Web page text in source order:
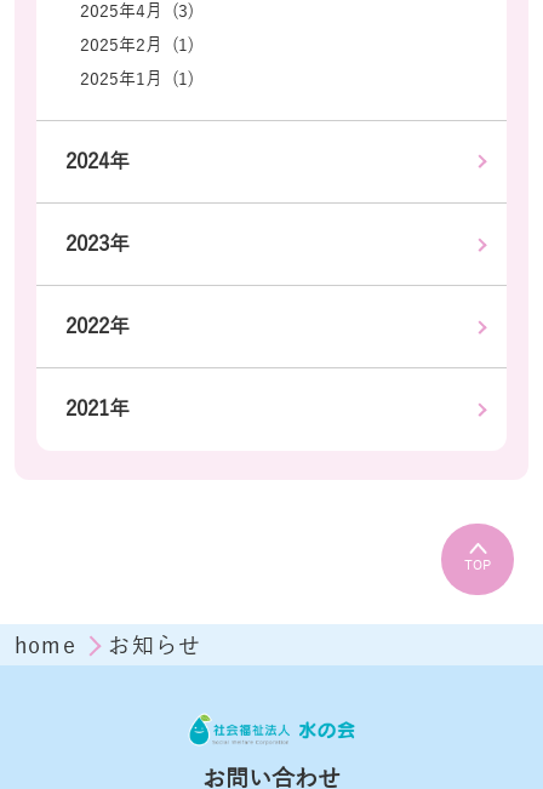
2025年4月 (3)
2025年2月 (1)
2025年1月 (1)
2024年
2023年
2022年
2021年
TOP
home お知らせ
お問い合わせ